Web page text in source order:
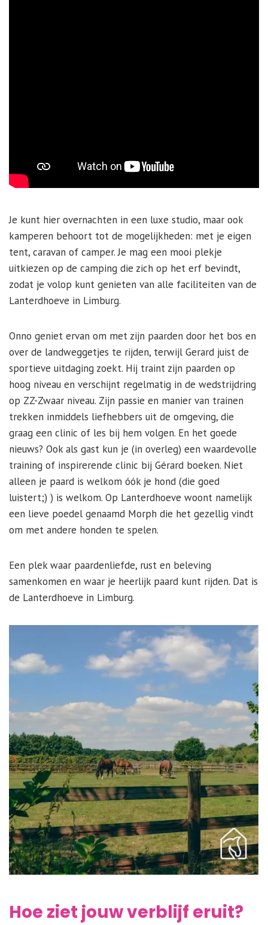
Je kunt hier overnachten in een luxe studio, maar ook
kamperen behoort tot de mogelijkheden: met je eigen
tent, caravan of camper. Je mag een mooi plekje
uitkiezen op de camping die zich op het erf bevindt,
zodat je volop kunt genieten van alle faciliteiten van de
Lanterdhoeve in Limburg.
Onno geniet ervan om met zijn paarden door het bos en
over de landweggetjes te rijden, terwijl Gerard juist de
sportieve uitdaging zoekt. Hij traint zijn paarden op
hoog niveau en verschijnt regelmatig in de wedstrijdring
op ZZ-Zwaar niveau. Zijn passie en manier van trainen
trekken inmiddels liefhebbers uit de omgeving, die
graag een clinic of les bij hem volgen. En het goede
nieuws? Ook als gast kun je (in overleg) een waardevolle
training of inspirerende clinic bij Gérard boeken. Niet
alleen je paard is welkom óók je hond (die goed
luistert;) ) is welkom. Op Lanterdhoeve woont namelijk
een lieve poedel genaamd Morph die het gezellig vindt
om met andere honden te spelen.
Een plek waar paardenliefde, rust en beleving
samenkomen en waar je heerlijk paard kunt rijden. Dat is
de Lanterdhoeve in Limburg.
Hoe ziet jouw verblijf eruit?